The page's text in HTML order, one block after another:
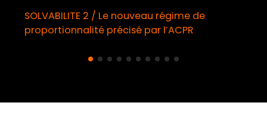
SOLVABILITE 2 / Le nouveau régime de
proportionnalité précisé par l’ACPR